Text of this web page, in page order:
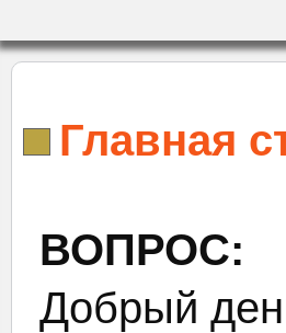
Главная
ВОПРОС:
Добрый